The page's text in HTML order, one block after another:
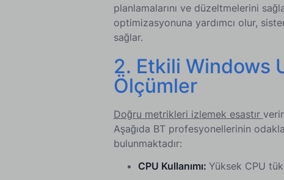
planlamalarını ve düzeltmelerini
optimizasyonuna yardımcı olur,
sağlar.
2. Etkili Windows
Ölçümler
Doğru metrikleri izlemek esastır
Aşağıda BT profesyonellerinin
bulunmaktadır:
CPU Kullanımı: Yüksek CPU